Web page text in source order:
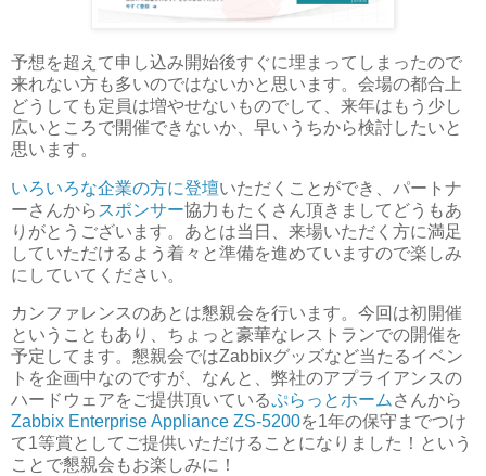
予想を超えて申し込み開始後すぐに埋まってしまったので
来れない方も多いのではないかと思います。会場の都合上
どうしても定員は増やせないものでして、来年はもう少し
広いところで開催できないか、早いうちから検討したいと
思います。
いろいろな企業の方に登壇いただくことができ、パートナ
ーさんから スポンサー協力もたくさん頂きましてどうもあ
りがとうございます。あとは当日、来場いただく方に満足
していただけるよう着々と準備を進めていますので楽しみ
にしていてください。
カンファレンスのあとは懇親会を行います。今回は初開催
ということもあり、ちょっと豪華なレストランでの開催を
予定してます。懇親会ではZabbixグッズなど当たるイベン
トを企画中なのですが、なんと、弊社のアプライアンスの
ハードウェアをご提供頂いているぷらっとホームさんから
Zabbix Enterprise Appliance ZS-5200を1年の保守までつけ
て1等賞としてご提供いただけることになりました！という
ことで懇親会もお楽しみに！